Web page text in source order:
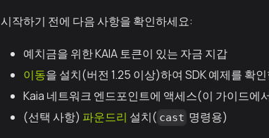
시작하기 전에 다음 사항을 확인하세요:
예치금을 위한 KAIA 토큰이 있는 자금 지갑
이동을 설치(버전 1.25 이상)하여 SDK 예제를 확
Kaia 네트워크 엔드포인트에 액세스(이 가이드에
(선택 사항) 파운드리 설치( cast 명령용)